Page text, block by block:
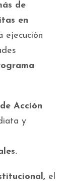
de
en
ejecución
Acción
y
el